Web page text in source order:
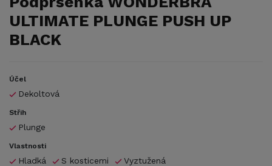
ULTIMATE PLUNGE PUSH UP
BLACK
Účel
Dekoltová
Střih
Plunge
Vlastnosti
Hladká S kosticemi Vyztužená